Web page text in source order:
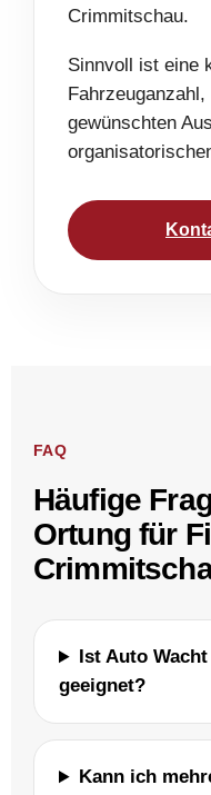
Crimmitschau.
Sinnvoll ist eine
gewünschten
FAQ
Häufige
Ortung für
Ist Auto
geeignet?
Kann ich